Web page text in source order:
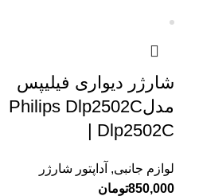
شارژر دیواری فیلیپس
مدلPhilips Dlp2502C
| Dlp2502C
لوازم جانبی, آداپتور شارژر
850,000تومان